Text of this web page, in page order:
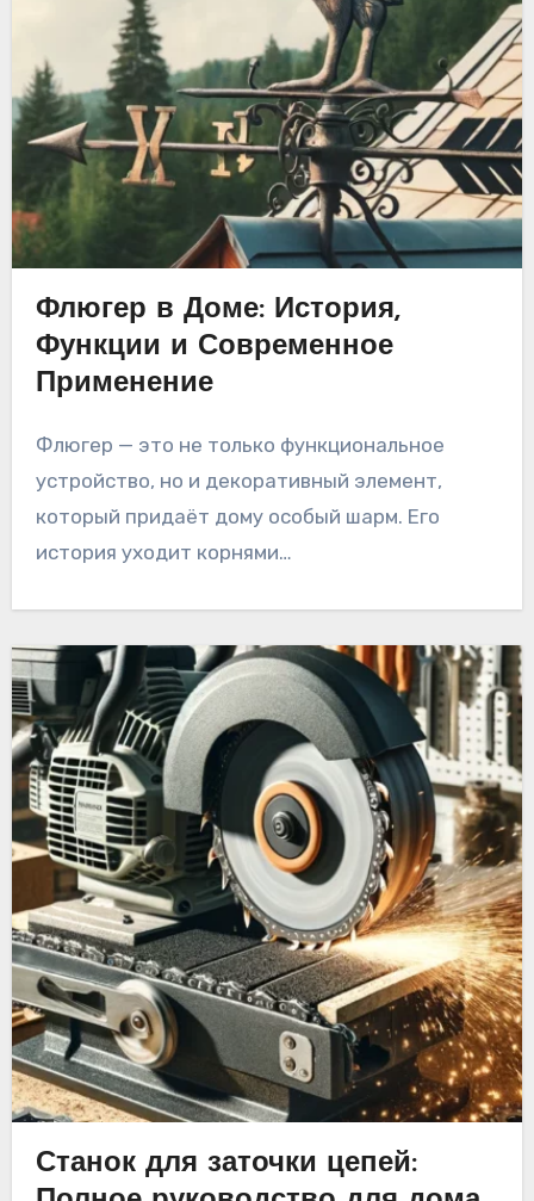
Флюгер в Доме: История,
Функции и Современное
Применение
Флюгер — это не только функциональное
устройство, но и декоративный элемент,
который придаёт дому особый шарм. Его
история уходит корнями…
Станок для заточки цепей: